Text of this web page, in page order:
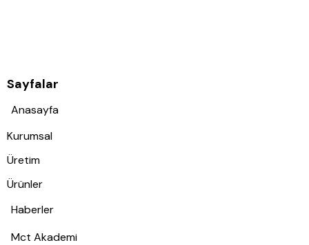
Sayfalar
Anasayfa
Kurumsal
Üretim
Ürünler
Haberler
Mct Akademi